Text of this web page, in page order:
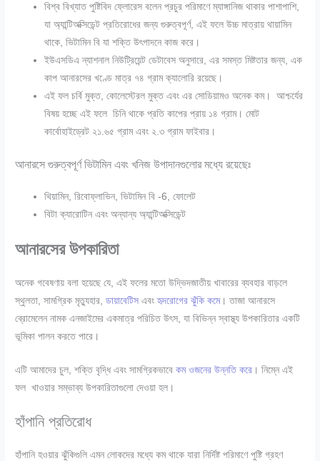
বিশ্ব বিখ্যাত পুষ্টিবিদ ফ্লোরেস বলেন প্রচুর পরিমাণে ম্যাঙ্গানিজ থাকার পাশাপাশি,
যা অ্যান্টিঅক্সিডেন্ট প্রতিরোধের জন্য গুরুত্বপূর্ণ, এই ফলে উচ্চ মাত্রায় থায়ামিন
থাকে, ভিটামিন বি যা শক্তি উৎপাদনে কাজ করে।
ইউএসডিএ ন্যাশনাল নিউট্রিয়েন্ট ডেটাবেস অনুসারে, এর সমস্ত মিষ্টতার জন্য, এক
কাপ আনারসের খণ্ডে মাত্র ৭৪ গ্রাম ক্যালোরি রয়েছে।
এই ফল চর্বি মুক্ত, কোলেস্টেরল মুক্ত এবং এর সোডিয়ামও অনেক কম। আশ্চর্যের
বিষয় হচ্ছে এই ফলে চিনি থাকে প্রতি কাপের প্রায় ১৪ গ্রাম। মোট
কার্বোহাইড্রেট ২১.৬৫ গ্রাম এবং ২.৩ গ্রাম ফাইবার।
আনারসে গুরুত্বপূর্ণ ভিটামিন এবং খনিজ উপাদানগুলোর মধ্যে রয়েছেঃ
থিয়ামিন, রিবোফ্লাভিন, ভিটামিন বি -6, ফোলেট
বিটা ক্যারোটিন এবং অন্যান্য অ্যান্টিঅক্সিডেন্ট
আনারসের উপকারিতা
অনেক গবেষণায় বলা হয়েছে যে, এই ফলের মতো উদ্ভিদজাতীয় খাবারের ব্যবহার বাড়লে
স্থুলতা, সামগ্রিক মৃত্যুহার,ডায়াবেটিসএবংহৃদরোগের ঝুঁকি কমে। তাজা আনারসে
ব্রোমেলেন নামক এনজাইমের একমাত্র পরিচিত উৎস, যা বিভিন্ন স্বাস্থ্য উপকারিতার একটি
ভূমিকা পালন করতে পারে।
এটি আমাদের চুল, শক্তি বৃদ্ধি এবং সামগ্রিকভাবেকম ওজনের উন্নতি করে । নিম্নে এই
ফল খাওয়ার সম্ভাব্য উপকারিতাগুলো দেওয়া হল।
হাঁপানি প্রতিরোধ
হাঁপানি হওয়ার ঝুঁকিগুলি এমন লোকদের মধ্যে কম থাকে যারা নির্দিষ্ট পরিমাণে পুষ্টি গ্রহণ